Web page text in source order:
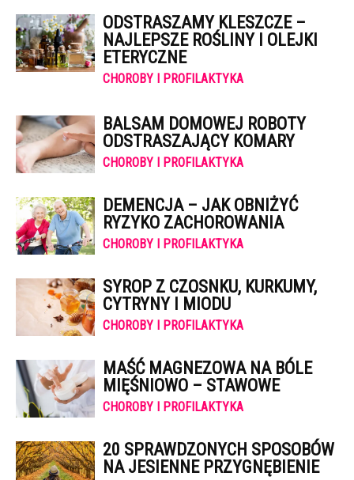
ODSTRASZAMY KLESZCZE –
NAJLEPSZE ROŚLINY I OLEJKI
ETERYCZNE
CHOROBY I PROFILAKTYKA
BALSAM DOMOWEJ ROBOTY
ODSTRASZAJĄCY KOMARY
CHOROBY I PROFILAKTYKA
DEMENCJA – JAK OBNIŻYĆ
RYZYKO ZACHOROWANIA
CHOROBY I PROFILAKTYKA
SYROP Z CZOSNKU, KURKUMY,
CYTRYNY I MIODU
CHOROBY I PROFILAKTYKA
MAŚĆ MAGNEZOWA NA BÓLE
MIĘŚNIOWO – STAWOWE
CHOROBY I PROFILAKTYKA
20 SPRAWDZONYCH SPOSOBÓW
NA JESIENNE PRZYGNĘBIENIE